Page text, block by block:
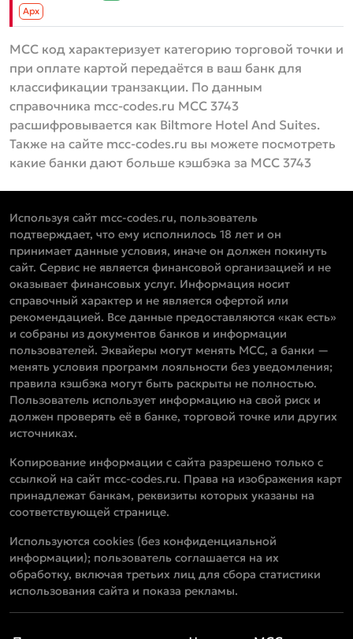
Aрх
MCC код характеризует категорию торговой точки и
при оплате картой передаётся в ваш банк для
классификации транзакции. По данным
справочника mcc-codes.ru MCC 3743
расшифровывается как Biltmore Hotel And Suites.
Также на сайте mcc-codes.ru вы можете посмотреть
какие банки дают больше кэшбэка за MCC 3743
Используя сайт mcc-codes.ru, пользователь
подтверждает, что ему исполнилось 18 лет и он
принимает данные условия, иначе он должен покинуть
сайт. Сервис не является финансовой организацией и не
оказывает финансовых услуг. Информация носит
справочный характер и не является офертой или
рекомендацией. Все данные предоставляются «как есть»
и собраны из документов банков и информации
пользователей. Эквайеры могут менять MCC, а банки —
менять условия программ лояльности без уведомления;
правила кэшбэка могут быть раскрыты не полностью.
Пользователь использует информацию на свой риск и
должен проверять её в банке, торговой точке или других
источниках.
Копирование информации с сайта разрешено только с
ссылкой на сайт mcc-codes.ru. Права на изображения карт
принадлежат банкам, реквизиты которых указаны на
соответствующей странице.
Используются cookies (без конфиденциальной
информации); пользователь соглашается на их
обработку, включая третьих лиц для сбора статистики
использования сайта и показа рекламы.